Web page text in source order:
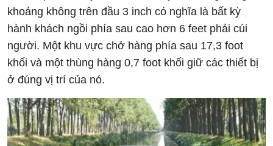
khoảng không trên đầu 3 inch có nghĩa là bất kỳ
hành khách ngồi phía sau cao hơn 6 feet phải cúi
người. Một khu vực chở hàng phía sau 17,3 foot
khối và một thùng hàng 0,7 foot khối giữ các thiết bị
ở đúng vị trí của nó.